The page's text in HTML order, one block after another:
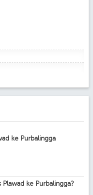
ke Purbalingga
ke Purbalingga?